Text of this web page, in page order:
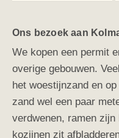
Ons bezoek aan
We kopen een permit
overige gebouwen.
het woestijnzand en
zand wel een paar
verdwenen, ramen zijn
kozijnen zit